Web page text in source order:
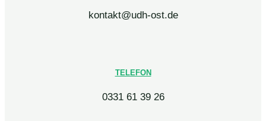
kontakt@udh-ost.de
TELEFON
0331 61 39 26